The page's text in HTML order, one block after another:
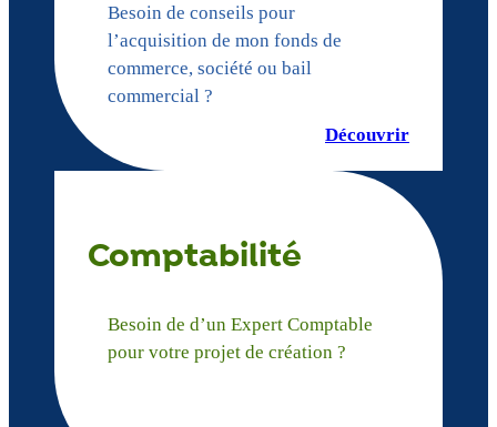
Besoin de conseils pour
l’acquisition de mon fonds de
commerce, société ou bail
commercial ?
Découvrir
Comptabilité
Besoin de d’un Expert Comptable
pour votre projet de création ?